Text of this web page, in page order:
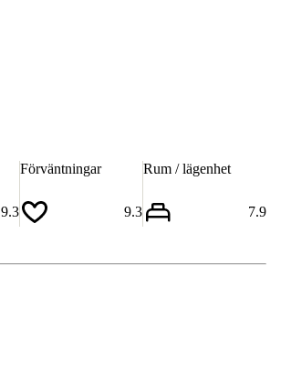
9.3
Förväntningar
9.3
Rum / lägenhet
7.9